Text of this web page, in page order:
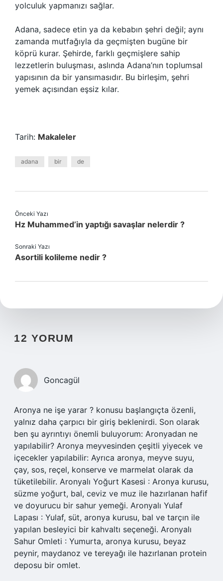
yolculuk yapmanızı sağlar.
Adana, sadece etin ya da kebabın şehri değil; aynı
zamanda mutfağıyla da geçmişten bugüne bir
köprü kurar. Şehirde, farklı geçmişlere sahip
lezzetlerin buluşması, aslında Adana’nın toplumsal
yapısının da bir yansımasıdır. Bu birleşim, şehri
yemek açısından eşsiz kılar.
Tarih: Makaleler
adana bir de
Önceki Yazı
Hz Muhammed’in yaptığı savaşlar nelerdir ?
Sonraki Yazı
Asortili kolileme nedir ?
12 YORUM
Goncagül
Aronya ne işe yarar ? konusu başlangıçta özenli,
yalnız daha çarpıcı bir giriş beklenirdi. Son olarak
ben şu ayrıntıyı önemli buluyorum: Aronyadan ne
yapılabilir? Aronya meyvesinden çeşitli yiyecek ve
içecekler yapılabilir: Ayrıca aronya, meyve suyu,
çay, sos, reçel, konserve ve marmelat olarak da
tüketilebilir. Aronyalı Yoğurt Kasesi : Aronya kurusu,
süzme yoğurt, bal, ceviz ve muz ile hazırlanan hafif
ve doyurucu bir sahur yemeği. Aronyalı Yulaf
Lapası : Yulaf, süt, aronya kurusu, bal ve tarçın ile
yapılan besleyici bir kahvaltı seçeneği. Aronyalı
Sahur Omleti : Yumurta, aronya kurusu, beyaz
peynir, maydanoz ve tereyağı ile hazırlanan protein
deposu bir omlet.